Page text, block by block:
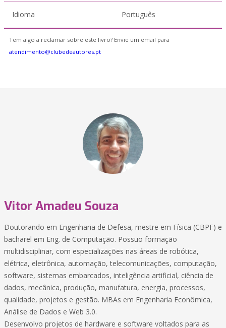
Idioma Português
Tem algo a reclamar sobre este livro? Envie um email para
atendimento@clubedeautores.pt
Vitor Amadeu Souza
Doutorando em Engenharia de Defesa, mestre em Física (CBPF) e
bacharel em Eng. de Computação. Possuo formação
multidisciplinar, com especializações nas áreas de robótica,
elétrica, eletrônica, automação, telecomunicações, computação,
software, sistemas embarcados, inteligência artificial, ciência de
dados, mecânica, produção, manufatura, energia, processos,
qualidade, projetos e gestão. MBAs em Engenharia Econômica,
Análise de Dados e Web 3.0.
Desenvolvo projetos de hardware e software voltados para as